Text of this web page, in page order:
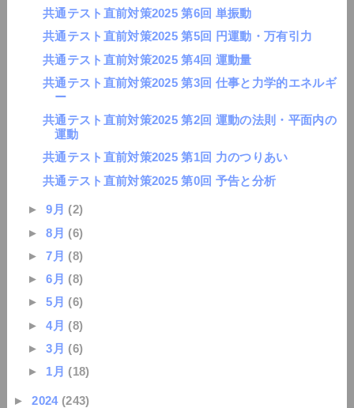
共通テスト直前対策2025 第6回 単振動
共通テスト直前対策2025 第5回 円運動・万有引力
共通テスト直前対策2025 第4回 運動量
共通テスト直前対策2025 第3回 仕事と力学的エネルギ
ー
共通テスト直前対策2025 第2回 運動の法則・平面内の
運動
共通テスト直前対策2025 第1回 力のつりあい
共通テスト直前対策2025 第0回 予告と分析
►9月 (2)
►8月 (6)
►7月 (8)
►6月 (8)
►5月 (6)
►4月 (8)
►3月 (6)
► 1月 (18)
►2024 (243)